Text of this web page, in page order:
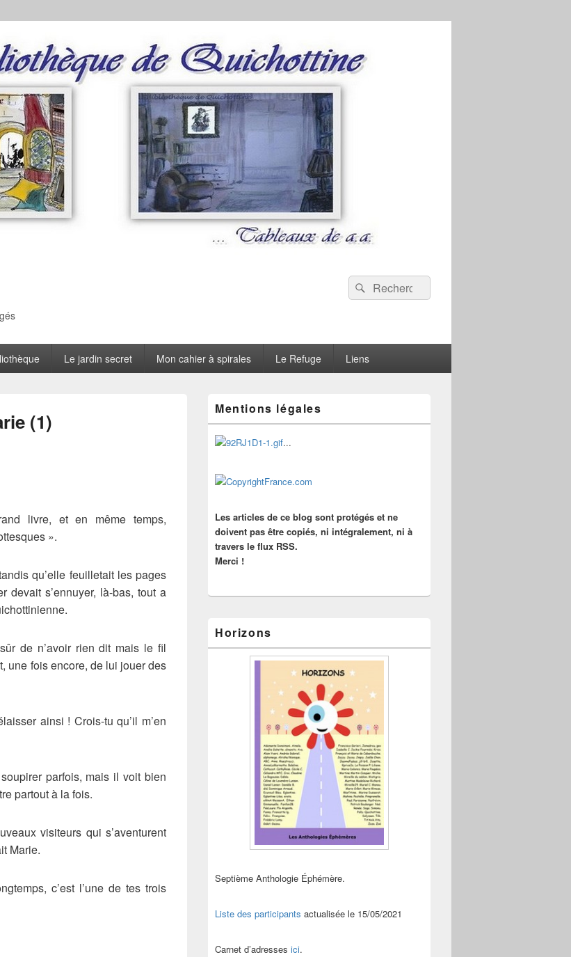
Recherche :
Rechercher
Le jardin secret Mon cahier à spirales Le Refuge Liens
(1)
livre, et en même temps,
».
qu’elle feuilletait les pages
s’ennuyer, là-bas, tout a
de n’avoir rien dit mais le fil
une fois encore, de lui jouer des
ainsi ! Crois-tu qu’il m’en
parfois, mais il voit bien
partout à la fois.
visiteurs qui s’aventurent
Marie.
c’est l’une de tes trois
principale
de
widget
pour
barre
latérale
Mentions légales
...
Les articles de ce blog sont protégés et ne
doivent pas être copiés, ni intégralement, ni à
travers le flux RSS.
Merci !
Horizons
Septième Anthologie Éphémère.
Liste des participants actualisée le 15/05/2021
Carnet d’adresses ici.